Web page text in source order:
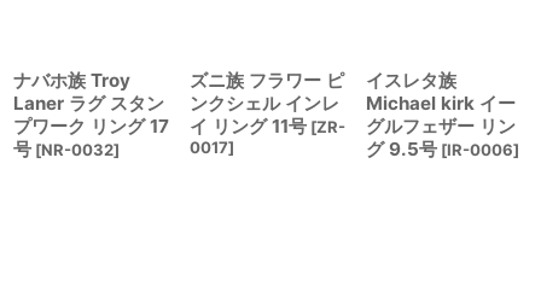
ナバホ族 Troy
Laner ラグ スタン
プワーク リング 17
号 [NR-0032]
ズニ族 フラワー ピ
ンクシェル インレ
イ リング 11号 [ZR-
0017]
イスレタ族
Michael kirk イー
グルフェザー リン
グ 9.5号 [IR-0006]